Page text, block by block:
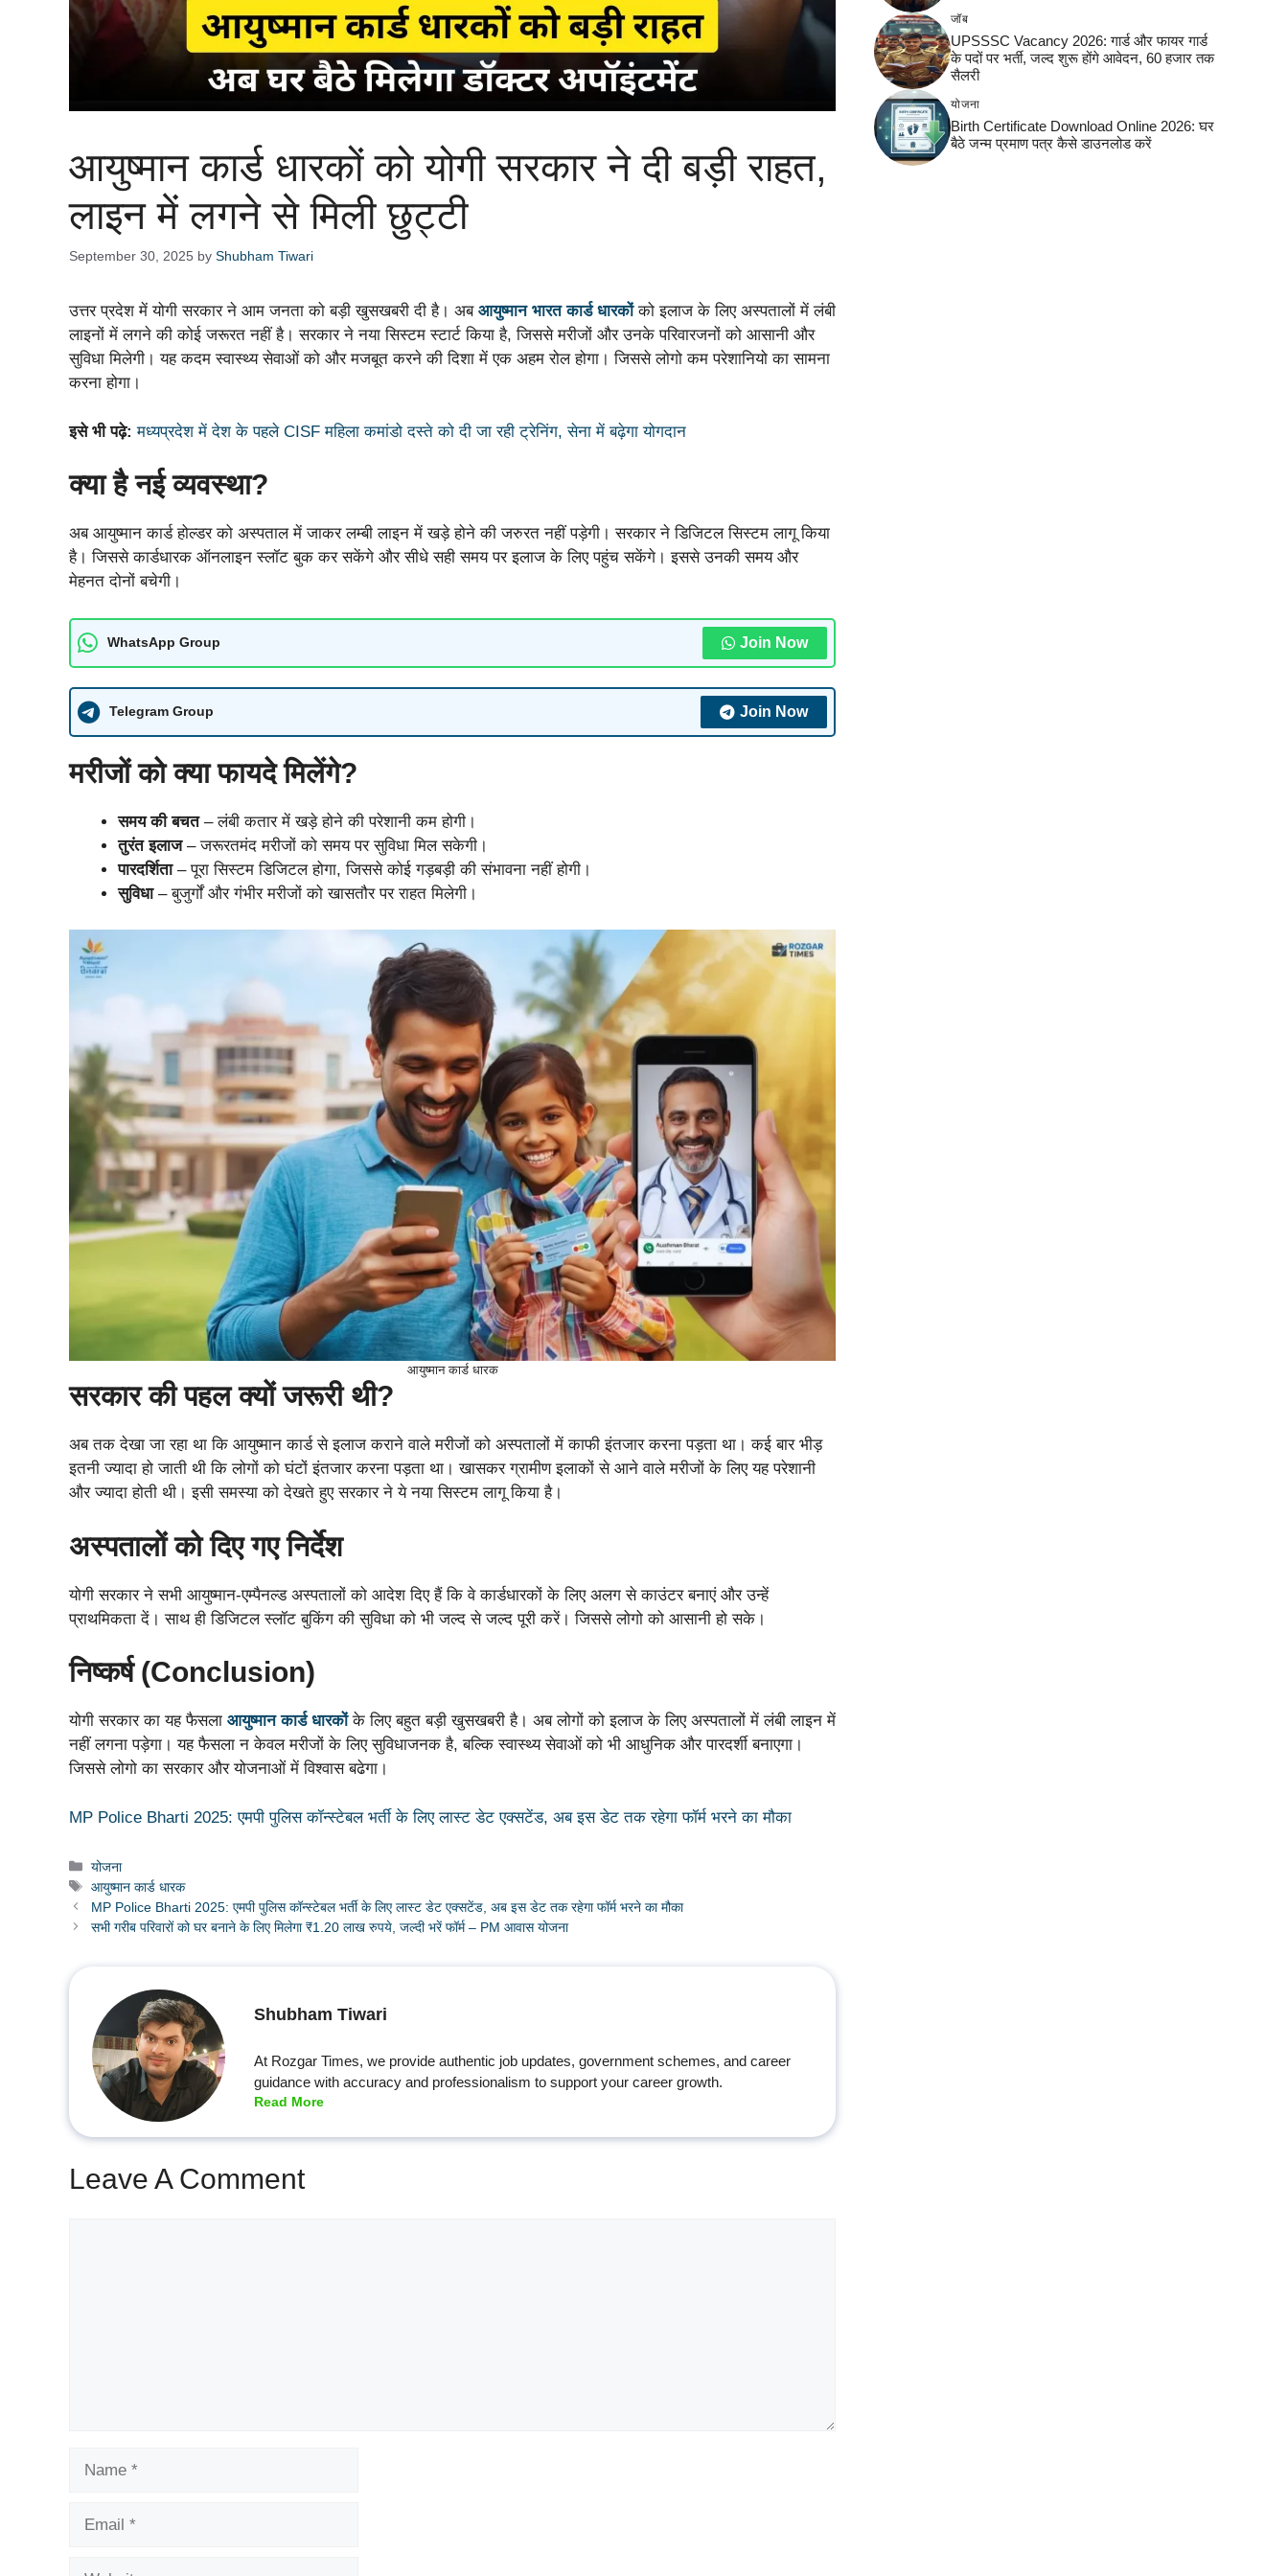
आयुष्मान कार्ड धारकों को योगी सरकार ने दी बड़ी राहत,
लाइन में लगने से मिली छुट्टी
September 30, 2025 by Shubham Tiwari
उत्तर प्रदेश में योगी सरकार ने आम जनता को बड़ी खुसखबरी दी है। अब आयुष्मान भारत कार्ड धारकोंको इलाज के लिए अस्पतालों में लंबी
लाइनों में लगने की कोई जरूरत नहीं है। सरकार ने नया सिस्टम स्टार्ट किया है, जिससे मरीजों और उनके परिवारजनों को आसानी और
सुविधा मिलेगी। यह कदम स्वास्थ्य सेवाओं को और मजबूत करने की दिशा में एक अहम रोल होगा। जिससे लोगो कम परेशानियो का सामना
करना होगा।
इसे भी पढ़े: मध्यप्रदेश में देश के पहले CISF महिला कमांडो दस्ते को दी जा रही ट्रेनिंग, सेना में बढ़ेगा योगदान
क्या है नई व्यवस्था?
अब आयुष्मान कार्ड होल्डर को अस्पताल में जाकर लम्बी लाइन में खड़े होने की जरुरत नहीं पड़ेगी। सरकार ने डिजिटल सिस्टम लागू किया
है। जिससे कार्डधारक ऑनलाइन स्लॉट बुक कर सकेंगे और सीधे सही समय पर इलाज के लिए पहुंच सकेंगे। इससे उनकी समय और
मेहनत दोनों बचेगी।
WhatsApp Group Join Now
Telegram Group Join Now
मरीजों को क्या फायदे मिलेंगे?
समय की बचत– लंबी कतार में खड़े होने की परेशानी कम होगी।
तुरंत इलाज– जरूरतमंद मरीजों को समय पर सुविधा मिल सकेगी।
पारदर्शिता– पूरा सिस्टम डिजिटल होगा, जिससे कोई गड़बड़ी की संभावना नहीं होगी।
सुविधा– बुजुर्गों और गंभीर मरीजों को खासतौर पर राहत मिलेगी।
आयुष्मान कार्ड धारक
सरकार की पहल क्यों जरूरी थी?
अब तक देखा जा रहा था कि आयुष्मान कार्ड से इलाज कराने वाले मरीजों को अस्पतालों में काफी इंतजार करना पड़ता था। कई बार भीड़
इतनी ज्यादा हो जाती थी कि लोगों को घंटों इंतजार करना पड़ता था। खासकर ग्रामीण इलाकों से आने वाले मरीजों के लिए यह परेशानी
और ज्यादा होती थी। इसी समस्या को देखते हुए सरकार ने ये नया सिस्टम लागू किया है।
अस्पतालों को दिए गए निर्देश
योगी सरकार ने सभी आयुष्मान-एम्पैनल्ड अस्पतालों को आदेश दिए हैं कि वे कार्डधारकों के लिए अलग से काउंटर बनाएं और उन्हें
प्राथमिकता दें। साथ ही डिजिटल स्लॉट बुकिंग की सुविधा को भी जल्द से जल्द पूरी करें। जिससे लोगो को आसानी हो सके।
निष्कर्ष (Conclusion)
योगी सरकार का यह फैसला आयुष्मान कार्ड धारकोंके लिए बहुत बड़ी खुसखबरी है। अब लोगों को इलाज के लिए अस्पतालों में लंबी लाइन में
नहीं लगना पड़ेगा। यह फैसला न केवल मरीजों के लिए सुविधाजनक है, बल्कि स्वास्थ्य सेवाओं को भी आधुनिक और पारदर्शी बनाएगा।
जिससे लोगो का सरकार और योजनाओं में विश्वास बढेगा।
MP Police Bharti 2025: एमपी पुलिस कॉन्स्टेबल भर्ती के लिए लास्ट डेट एक्सटेंड, अब इस डेट तक रहेगा फॉर्म भरने का मौका
Categories
योजना
Tags
आयुष्मान कार्ड धारक
MP Police Bharti 2025: एमपी पुलिस कॉन्स्टेबल भर्ती के लिए लास्ट डेट एक्सटेंड, अब इस डेट तक रहेगा फॉर्म भरने का मौका
सभी गरीब परिवारों को घर बनाने के लिए मिलेगा ₹1.20 लाख रुपये, जल्दी भरें फॉर्म – PM आवास योजना
Shubham Tiwari
At Rozgar Times, we provide authentic job updates, government schemes, and career
guidance with accuracy and professionalism to support your career growth.
Read More
Leave A Comment
जॉब
UPSSSC Vacancy 2026: गार्ड और फायर गार्ड
के पदों पर भर्ती, जल्द शुरू होंगे आवेदन, 60 हजार तक
सैलरी
योजना
Birth Certificate Download Online 2026: घर
बैठे जन्म प्रमाण पत्र कैसे डाउनलोड करें